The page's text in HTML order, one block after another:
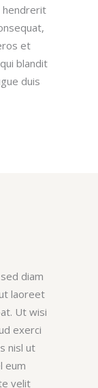
hendrerit
et
blandit
duis
diam
laoreet
Ut wisi
exerci
nisl ut
eum
velit